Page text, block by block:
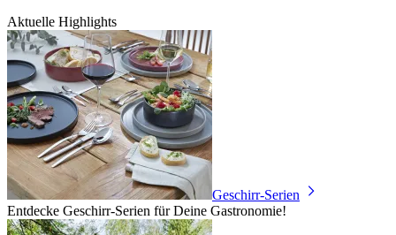
Aktuelle Highlights
Geschirr-Serien
Entdecke Geschirr-Serien für Deine Gastronomie!